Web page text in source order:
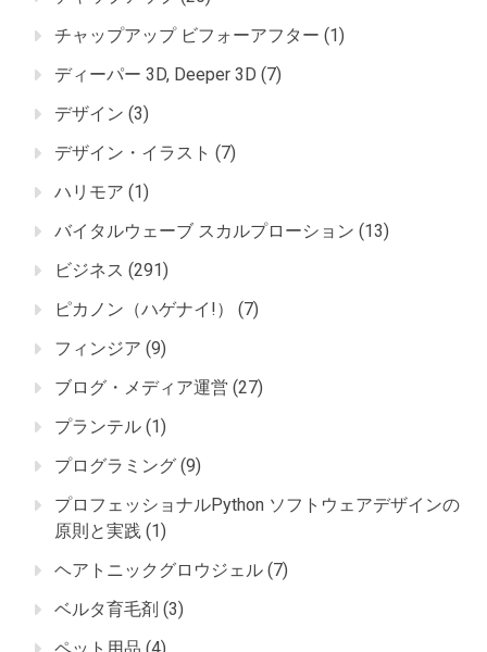
チャップアップ ビフォーアフター (1)
ディーパー 3D, Deeper 3D (7)
デザイン (3)
デザイン・イラスト (7)
ハリモア (1)
バイタルウェーブ スカルプローション (13)
ビジネス (291)
ピカノン（ハゲナイ!）
(7)
フィンジア (9)
ブログ・メディア運営 (27)
プランテル (1)
プログラミング (9)
プロフェッショナルPython ソフトウェアデザインの
原則と実践 (1)
ヘアトニックグロウジェル (7)
ベルタ育毛剤 (3)